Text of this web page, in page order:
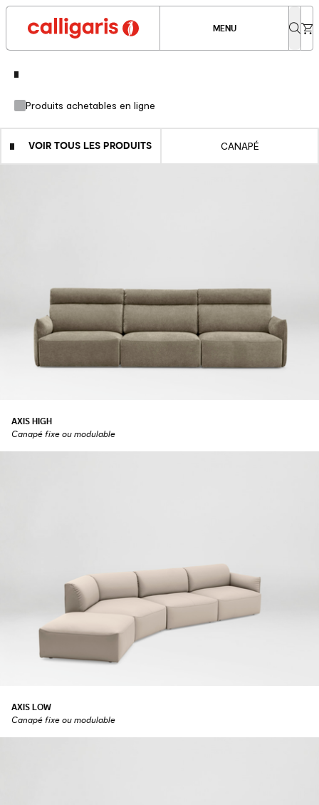
MENU
Produits achetables en ligne
VOIR TOUS LES PRODUITS CANAPÉ
AXIS HIGH
Canapé fixe ou modulable
AXIS LOW
Canapé fixe ou modulable